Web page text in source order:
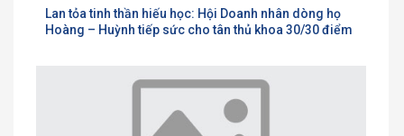
Lan tỏa tinh thần hiếu học: Hội Doanh nhân dòng họ
Hoàng – Huỳnh tiếp sức cho tân thủ khoa 30/30 điểm